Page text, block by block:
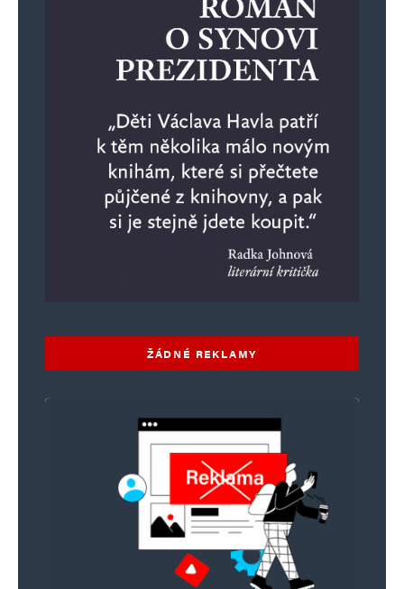
ŽÁDNÉ REKLAMY